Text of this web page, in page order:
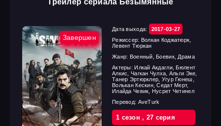
Трейлер сериала Безымянные
Завершен
Дата выхода:
2017-03-27
Режиссер: Волкан Коджатюрк,
Левент Тюркан
Жанр: Военный, Боевик, Драма
Актеры: Илкай Акдагли, Бюлент
Алкис, Чагкан Чулха, Альги Эке,
Танер Эртюрклер, Угур Гюнеш,
Волькан Кескин, Седат Мерт,
Илайда Чевик, Нусрет Четинел
Перевод: AveTurk
1 cезон, 27 cерия